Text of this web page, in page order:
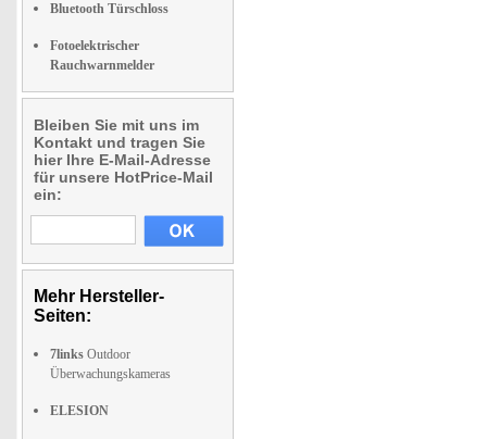
Bluetooth Türschloss
Fotoelektrischer
Rauchwarnmelder
Bleiben Sie mit uns im
Kontakt und tragen Sie
hier Ihre E-Mail-Adresse
für unsere HotPrice-Mail
ein:
Mehr Hersteller-
Seiten:
7links Outdoor
Überwachungskameras
ELESION